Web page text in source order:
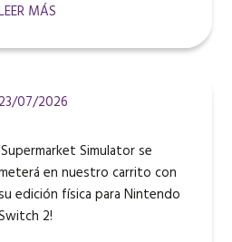
MÁS
23/07/2026
Simulator se
en nuestro carrito con
edición física para Nintendo
2!